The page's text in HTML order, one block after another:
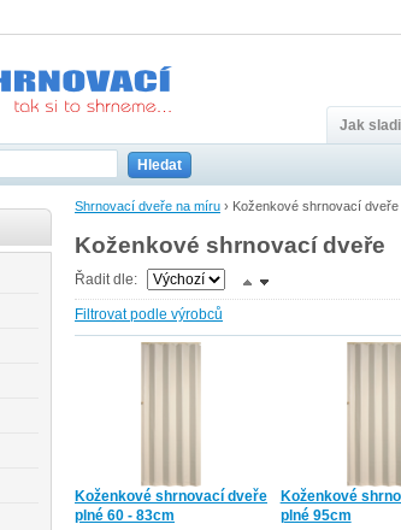
Hledat
Jak
Shrnovací dveře na míru › Koženkové shrnovací dveře
Koženkové shrnovací dveře
Řadit dle:
Filtrovat podle výrobců
Koženkové shrnovací dveře
plné 60 - 83cm
Koženkové
plné 95cm